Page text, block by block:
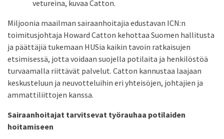
vetureina, kuvaa Catton.
Miljoonia maailman sairaanhoitajia edustavan ICN:n
toimitusjohtaja Howard Catton kehottaa Suomen hallitusta
ja päättäjiä tukemaan HUSia kaikin tavoin ratkaisujen
etsimisessä, jotta voidaan suojella potilaita ja henkilöstöä
turvaamalla riittävät palvelut. Catton kannustaa laajaan
keskusteluun ja neuvotteluihin eri yhteisöjen, johtajien ja
ammattiliittojen kanssa.
Sairaanhoitajat tarvitsevat työrauhaa potilaiden
hoitamiseen